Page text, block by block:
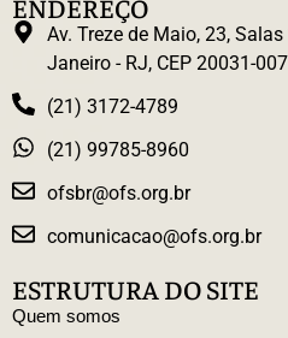
ENDEREÇO
Av. Treze de Maio, 23,
Janeiro - RJ, CEP 20031-007
(21) 3172-4789
(21) 99785-8960
ofsbr@ofs.org.br
comunicacao@ofs.org.br
ESTRUTURA DO SITE
Quem somos